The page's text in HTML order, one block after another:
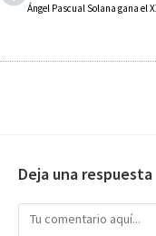
Deja una respuesta